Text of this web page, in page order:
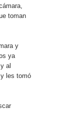
toman
y
ya
al
les tomó